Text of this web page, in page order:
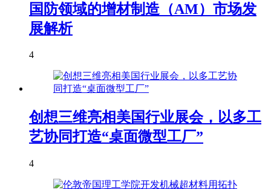
国防领域的增材制造（AM）市场发
展解析
4
创想三维亮相美国行业展会，以多工
艺协同打造“桌面微型工厂”
4